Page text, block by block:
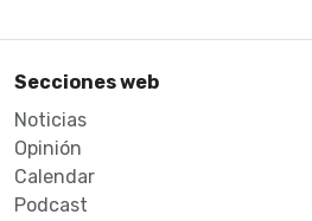
Secciones web
Noticias
Opinión
Calendar
Podcast